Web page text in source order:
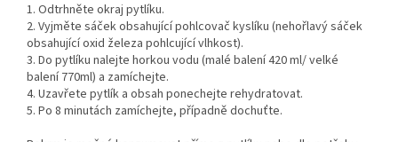
1. Odtrhněte okraj pytlíku.
2. Vyjměte sáček obsahující pohlcovač kyslíku (nehořlavý sáček
obsahující oxid železa pohlcující vlhkost).
3. Do pytlíku nalejte horkou vodu (malé balení 420 ml/ velké
balení 770ml) a zamíchejte.
4. Uzavřete pytlík a obsah ponechejte rehydratovat.
5. Po 8 minutách zamíchejte, případně dochuťte.